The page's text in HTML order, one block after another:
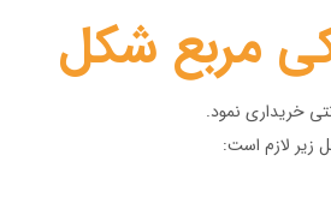
مربع شکل
خریداری نمود.